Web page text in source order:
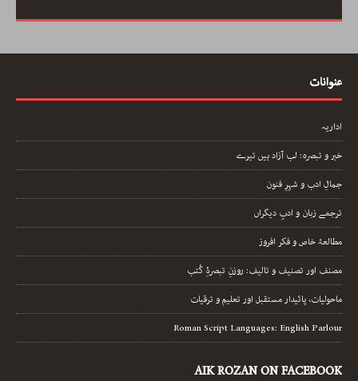
عنوانات
اداریہ
خبر و تبصرہ: لب آزاد ہیں تیرے
جمالِ ادب و شہرِ فنون
ترجمے زبان و ادبِ دیگراں
مطالعۂ خاص و فکر افروز
مصنف اور تصنیف و تالیف: روزنِ تبصرۂِ کُتب
ماحولیات، پائیدار مستقبل اور تعلیم و ترقیات
Roman Script Languages: English Parlour
AIK ROZAN ON FACEBOOK